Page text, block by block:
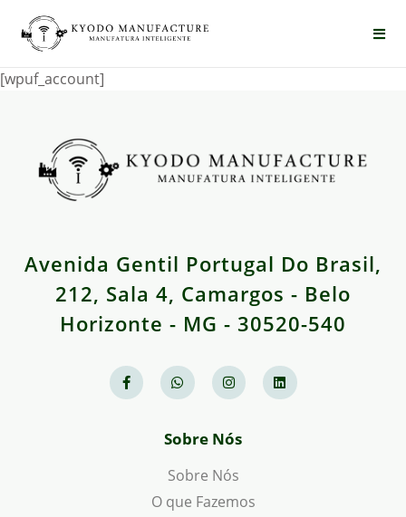
[wpuf_account]
Avenida Gentil Portugal Do Brasil,
212, Sala 4, Camargos - Belo
Horizonte - MG - 30520-540
Sobre Nós
Sobre Nós
O que Fazemos